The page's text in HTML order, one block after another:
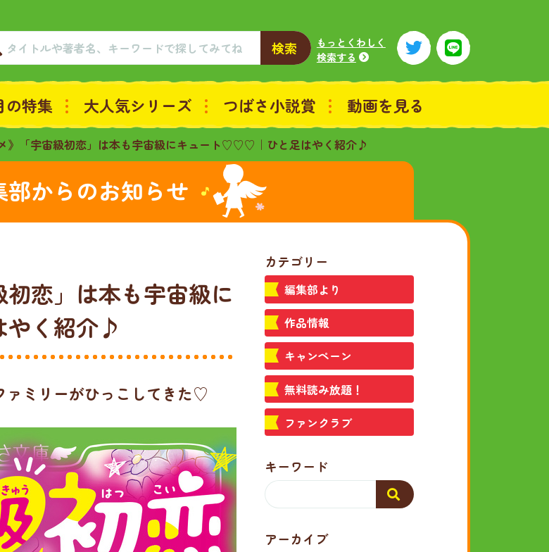
検索
もっとくわしく
検索する
の特集 大人気シリーズ つばさ小説賞 動画を見る
》「宇宙級初恋」は本も宇宙級にキュート♡♡♡｜ひと足はやく紹介♪
部からのお知らせ
初恋」は本も宇宙級に
く紹介♪
ァミリーがひっこしてきた♡
カテゴリー
編集部より
作品情報
キャンペーン
無料読み放題！
ファンクラブ
キーワード
アーカイブ